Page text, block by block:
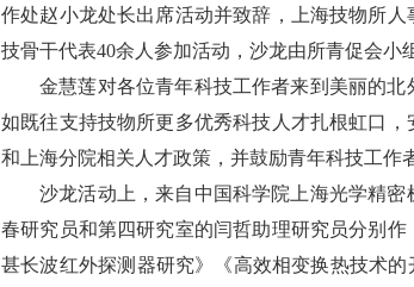
作处赵小龙处长出席活动并致辞，上海技物所
技骨干代表40余人参加活动，沙龙由所青促会小
金慧莲对各位青年科技工作者来到美丽的
如既往支持技物所更多优秀科技人才扎根虹口
和上海分院相关人才政策，并鼓励青年科技工作
沙龙活动上，来自中国科学院上海光学精
春研究员和第四研究室的闫哲助理研究员分别
甚长波红外探测器研究》《高效相变换热技术